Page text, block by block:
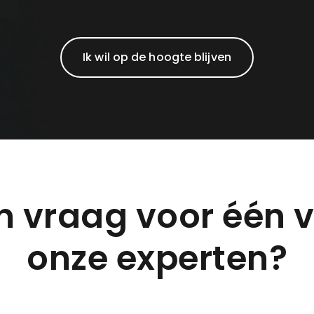
Ik wil op de hoogte blijven
vraag voor één
onze experten?